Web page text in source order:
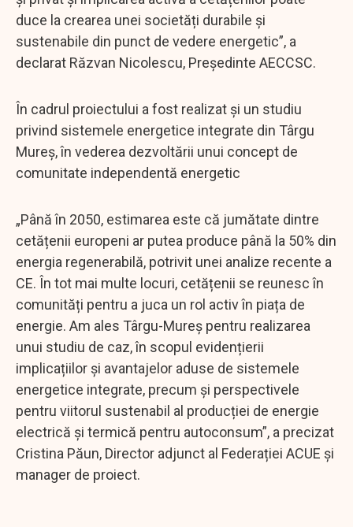
duce la crearea unei societăți durabile și
sustenabile din punct de vedere energetic”, a
declarat Răzvan Nicolescu, Președinte AECCSC.
În cadrul proiectului a fost realizat și un studiu
privind sistemele energetice integrate din Târgu
Mureș, în vederea dezvoltării unui concept de
comunitate independentă energetic
„Până în 2050, estimarea este că jumătate dintre
cetățenii europeni ar putea produce până la 50% din
energia regenerabilă, potrivit unei analize recente a
CE. În tot mai multe locuri, cetățenii se reunesc în
comunități pentru a juca un rol activ în piața de
energie. Am ales Târgu-Mureș pentru realizarea
unui studiu de caz, în scopul evidențierii
implicațiilor și avantajelor aduse de sistemele
energetice integrate, precum și perspectivele
pentru viitorul sustenabil al producției de energie
electrică și termică pentru autoconsum”, a precizat
Cristina Păun, Director adjunct al Federației ACUE și
manager de proiect.